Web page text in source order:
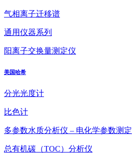
气相离子迁移谱
通用仪器系列
阳离子交换量测定仪
美国哈希
分光光度计
比色计
多参数水质分析仪 – 电化学参数测定
总有机碳（TOC）分析仪